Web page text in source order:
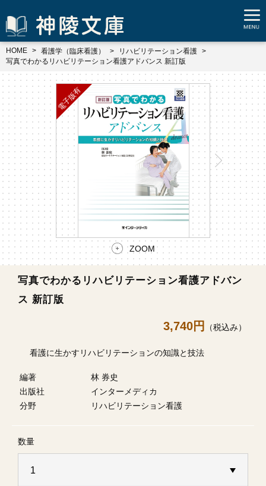
HOME 看護学（臨床看護）
リハビリテーション看護
写真でわかるリハビリテーション看護アドバンス 新訂版
ZOOM
写真でわかるリハビリテーション看護アドバン
ス 新訂版
3,740円 （税込み）
看護に生かすリハビリテーションの知識と技法
編著
林 券史
出版社
インターメディカ
分野
リハビリテーション看護
数量